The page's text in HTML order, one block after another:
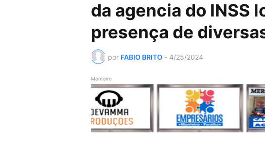
da agencia do INSS
presença de
por FABIO BRITO - 4/25/2024
Monteiro